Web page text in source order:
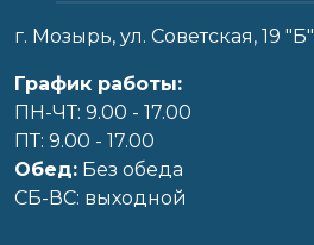
г. Мозырь, ул. Советская, 19 "Б"
График работы:
ПН-ЧТ: 9.00 - 17.00
ПТ: 9.00 - 17.00
Обед: Без обеда
CБ-ВС: выходной